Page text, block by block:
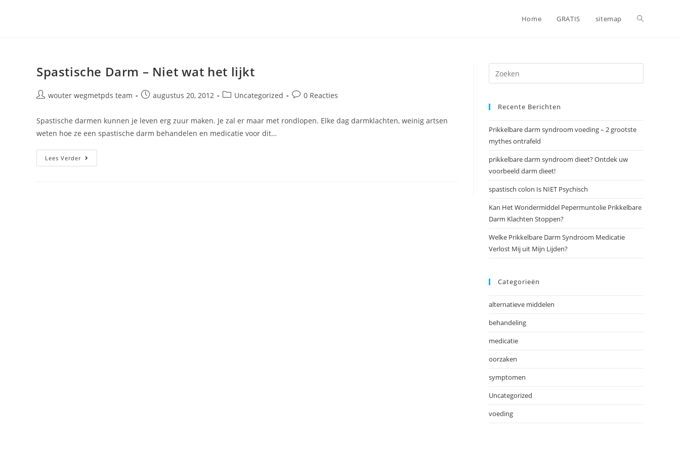
Home GRATIS sitemap Toggle
Spastische Darm – Niet wat het lijkt
Berichtwouter wegmetpds team
Bericht
op:
augustus 20, 2012 Berichtcategorie:
Uncategorized
Bericht0 Reacties
Spastische darmen kunnen je leven erg zuur maken. Je zal er maar met rondlopen. Elke dag darmklachten, weinig artsen
weten hoe ze een spastische darm behandelen en medicatie voor dit…
Lees VerderSpastische
Darm
Recente Berichten
Prikkelbare darm syndroom voeding – 2 grootste
mythes ontrafeld
prikkelbare darm syndroom dieet? Ontdek uw
voorbeeld darm dieet!
spastisch colon Is NIET Psychisch
Kan Het Wondermiddel Pepermuntolie Prikkelbare
Darm Klachten Stoppen?
Welke Prikkelbare Darm Syndroom Medicatie
Verlost Mij uit Mijn Lijden?
Categorieën
alternatieve middelen
behandeling
medicatie
oorzaken
symptomen
Uncategorized
voeding